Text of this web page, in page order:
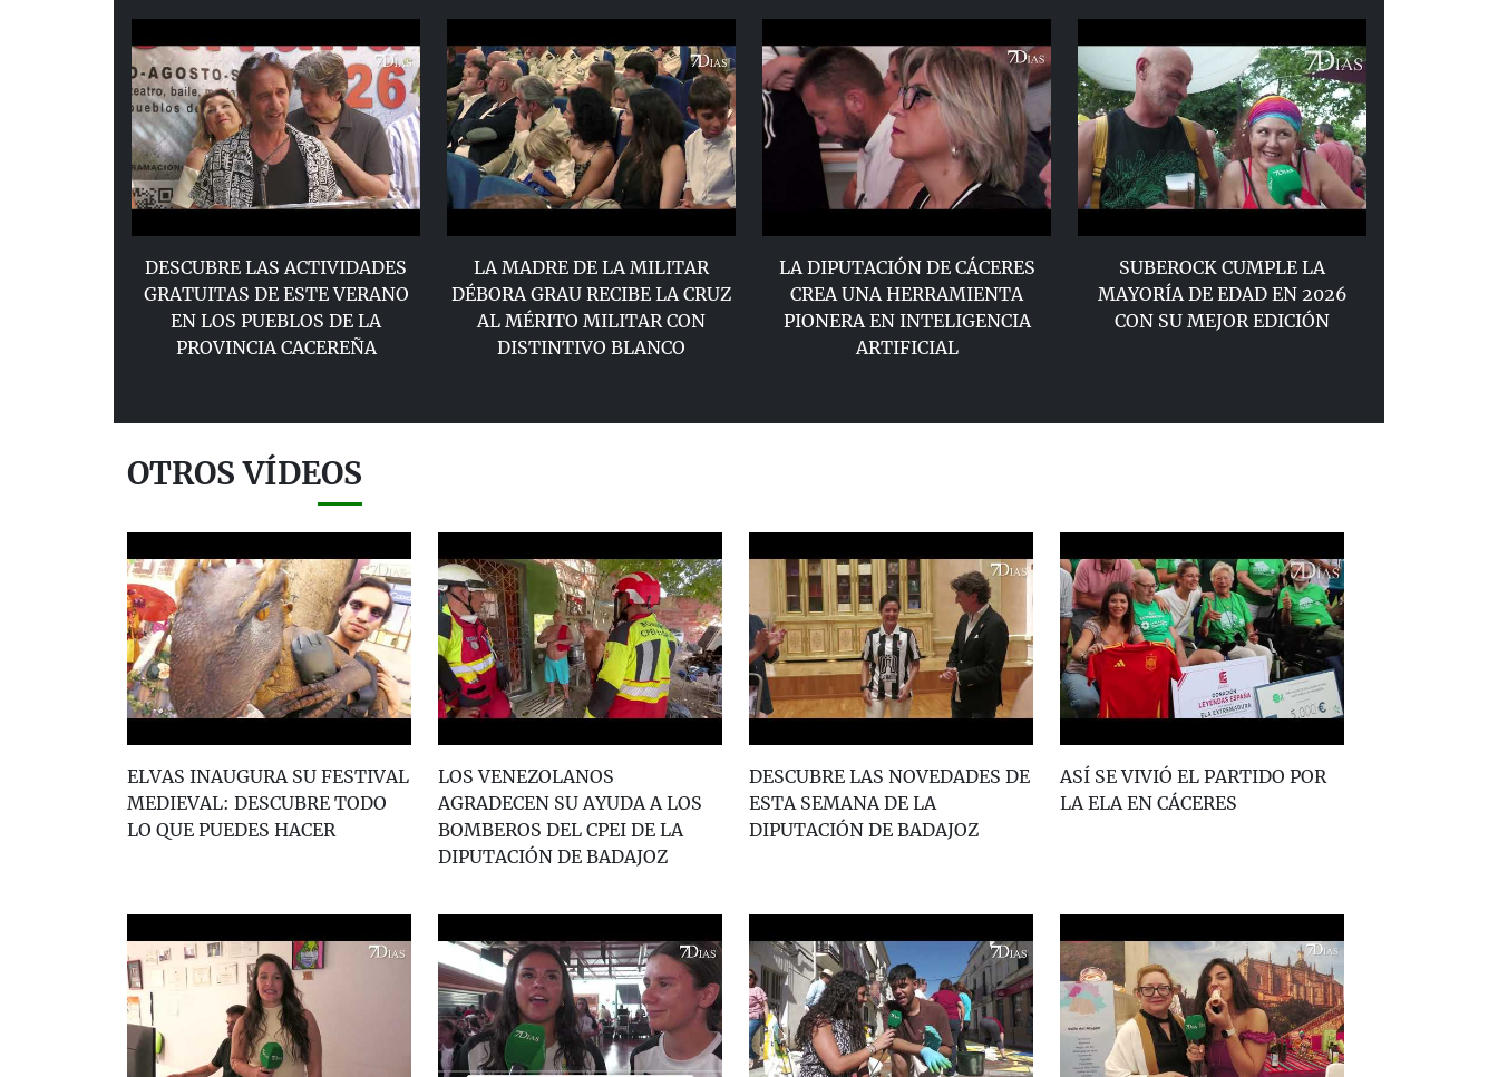
DESCUBRE LAS ACTIVIDADES
GRATUITAS DE ESTE VERANO
EN LOS PUEBLOS DE LA
PROVINCIA CACEREÑA
LA MADRE DE LA MILITAR
DÉBORA GRAU RECIBE LA CRUZ
AL MÉRITO MILITAR CON
DISTINTIVO BLANCO
LA DIPUTACIÓN DE CÁCERES
CREA UNA HERRAMIENTA
PIONERA EN INTELIGENCIA
ARTIFICIAL
SUBEROCK CUMPLE LA
MAYORÍA DE EDAD EN 2026
CON SU MEJOR EDICIÓN
OTROS VÍDEOS
ELVAS INAUGURA SU FESTIVAL
MEDIEVAL: DESCUBRE TODO
LO QUE PUEDES HACER
LOS VENEZOLANOS
AGRADECEN SU AYUDA A LOS
BOMBEROS DEL CPEI DE LA
DIPUTACIÓN DE BADAJOZ
DESCUBRE LAS NOVEDADES DE
ESTA SEMANA DE LA
DIPUTACIÓN DE BADAJOZ
ASÍ SE VIVIÓ EL PARTIDO POR
LA ELA EN CÁCERES